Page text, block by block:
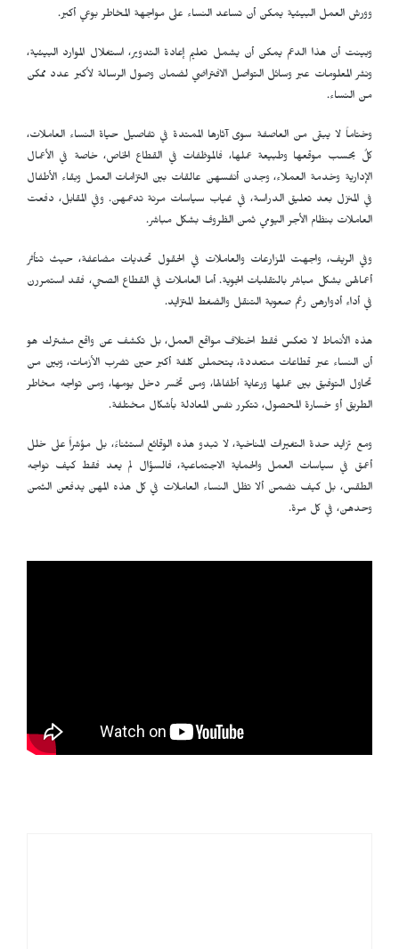
وورش العمل البيئية يمكن أن تساعد النساء على مواجهة المخاطر بوعي أكبر.
وبينت أن هذا الدعم يمكن أن يشمل تعليم إعادة التدوير، استغلال الموارد البيئية،
ونشر المعلومات عبر وسائل التواصل الافتراضي لضمان وصول الرسالة لأكبر عدد ممكن
من النساء.
وختاماً لا يبقى من العاصفة سوى آثارها الممتدة في تفاصيل حياة النساء العاملات،
كلٌ بحسب موقعها وطبيعة عملها، فالموظفات في القطاع الخاص، خاصة في الأعمال
الإدارية وخدمة العملاء، وجدن أنفسهن عالقات بين التزامات العمل وبقاء الأطفال
في المنزل بعد تعليق الدراسة، في غياب سياسات مرنة تدعمهن. وفي المقابل، دفعت
العاملات بنظام الأجر اليومي ثمن الظروف بشكل مباشر.
وفي الريف، واجهت المزارعات والعاملات في الحقول تحديات مضاعفة، حيث تتأثر
أعمالهن بشكل مباشر بالتقلبات الجوية. أما العاملات في القطاع الصحي، فقد استمررن
في أداء أدوارهن رغم صعوبة التنقل والضغط المتزايد.
هذه الأنماط لا تعكس فقط اختلاف مواقع العمل، بل تكشف عن واقع مشترك هو
أن النساء عبر قطاعات متعددة، يتحملن كلفة أكبر حين تضرب الأزمات، وبين من
تحاول التوفيق بين عملها ورعاية أطفالها، ومن تخسر دخل يومها، ومن تواجه مخاطر
الطريق أو خسارة المحصول، تتكرر نفس المعادلة بأشكال مختلفة.
ومع تزايد حدة التغيرات المناخية، لا تبدو هذه الوقائع استثناءً، بل مؤشراً على خلل
أعمق في سياسات العمل والحماية الاجتماعية، فالسؤال لم يعد فقط كيف نواجه
الطقس، بل كيف نضمن ألا تظل النساء العاملات في كل هذه المهن يدفعن الثمن
وحدهن، في كل مرة.